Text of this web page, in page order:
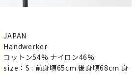
JAPAN
Handwerker
コットン54% ナイロン46%
size：S : 前身頃65cm 後身頃68cm 身